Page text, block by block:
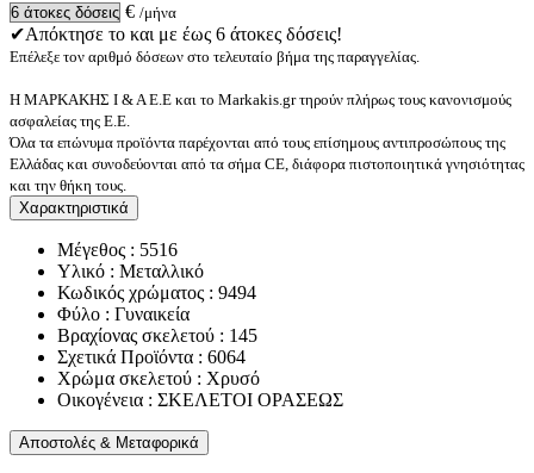
€ /μήνα
✔Απόκτησε το και με έως 6 άτοκες δόσεις!
Επέλεξε τον αριθμό δόσεων στο τελευταίο βήμα της παραγγελίας.
Η ΜΑΡΚΑΚΗΣ Ι & Α Ε.Ε και το Markakis.gr τηρούν πλήρως τους κανονισμούς
ασφαλείας της Ε.Ε.
Όλα τα επώνυμα προϊόντα παρέχονται από τους επίσημους αντιπροσώπους της
Ελλάδας και συνοδεύονται από τα σήμα CE, διάφορα πιστοποιητικά γνησιότητας
και την θήκη τους.
Χαρακτηριστικά
Μέγεθος : 5516
Υλικό : Μεταλλικό
Κωδικός χρώματος : 9494
Φύλο : Γυναικεία
Βραχίονας σκελετού : 145
Σχετικά Προϊόντα : 6064
Χρώμα σκελετού : Χρυσό
Οικογένεια : ΣΚΕΛΕΤΟΙ ΟΡΑΣΕΩΣ
Αποστολές & Μεταφορικά